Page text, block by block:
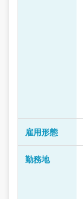
雇用形態
勤務地